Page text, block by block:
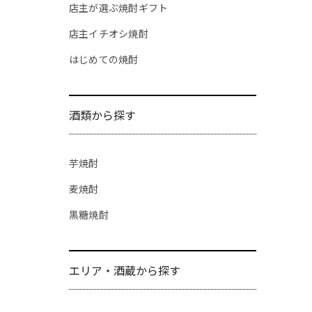
店主が選ぶ焼酎ギフト
店主イチオシ焼酎
はじめての焼酎
酒類から探す
芋焼酎
麦焼酎
黒糖焼酎
エリア・酒蔵から探す